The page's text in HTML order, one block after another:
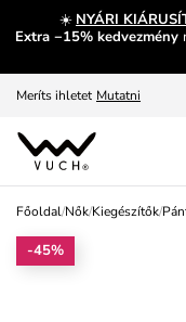
☀️ NYÁRI
Extra −15% kedvezmény
És mi az, amit máshol nem
Fedezze fel velünk az
Meríts ihletet Mutatni
Ingyenes csere és visszaküldés
Főoldal/Nők/Kiegészítők/
-45%